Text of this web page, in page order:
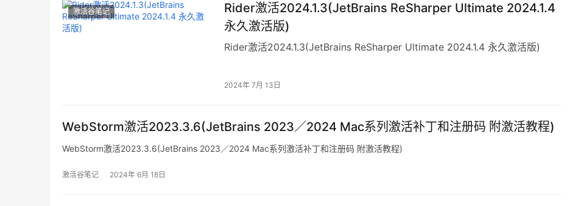
激活谷笔记
Rider激活2024.1.3(JetBrains ReSharper Ultimate 2024.1.4
永久激活版)
Rider激活2024.1.3(JetBrains ReSharper Ultimate 2024.1.4 永久激活版)
2024年 7月 13日
WebStorm激活2023.3.6(JetBrains 2023／2024 Mac系列激活补丁和注册码 附激活教程)
WebStorm激活2023.3.6(JetBrains 2023／2024 Mac系列激活补丁和注册码 附激活教程)
激活谷笔记 2024年 6月 18日